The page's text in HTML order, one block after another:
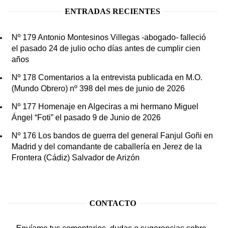
ENTRADAS RECIENTES
Nº 179 Antonio Montesinos Villegas -abogado- falleció
el pasado 24 de julio ocho días antes de cumplir cien
años
Nº 178 Comentarios a la entrevista publicada en M.O.
(Mundo Obrero) nº 398 del mes de junio de 2026
Nº 177 Homenaje en Algeciras a mi hermano Miguel
Ángel “Foti” el pasado 9 de Junio de 2026
Nº 176 Los bandos de guerra del general Fanjul Goñi en
Madrid y del comandante de caballería en Jerez de la
Frontera (Cádiz) Salvador de Arizón
CONTACTO